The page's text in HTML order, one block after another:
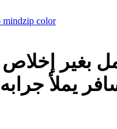
بغير إخلاص
يملأ جرابه